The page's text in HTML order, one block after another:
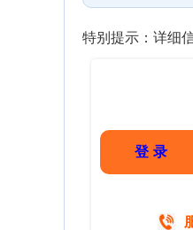
特别提示：详细
登录